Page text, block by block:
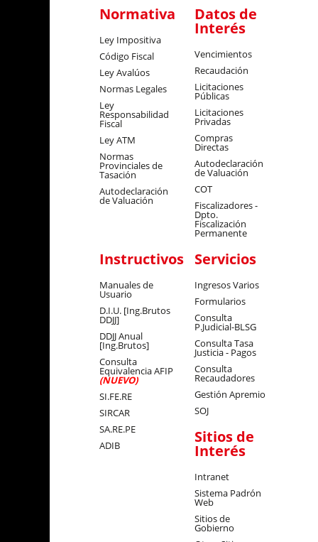
Normativa
Ley Impositiva
Código Fiscal
Ley Avalúos
Normas Legales
Ley
Responsabilidad
Fiscal
Ley ATM
Normas
Provinciales de
Tasación
Autodeclaración
de Valuación
Datos de
Interés
Vencimientos
Recaudación
Licitaciones
Públicas
Licitaciones
Privadas
Compras
Directas
Autodeclaración
de Valuación
COT
Fiscalizadores -
Dpto.
Fiscalización
Permanente
Instructivos
Manuales de
Usuario
D.I.U. [Ing.Brutos
DDJJ]
DDJJ Anual
[Ing.Brutos]
Consulta
Equivalencia AFIP
(NUEVO)
SI.FE.RE
SIRCAR
SA.RE.PE
ADIB
Servicios
Ingresos Varios
Formularios
Consulta
P.Judicial-BLSG
Consulta Tasa
Justicia - Pagos
Consulta
Recaudadores
Gestión Apremio
SOJ
Sitios de
Interés
Intranet
Sistema Padrón
Web
Sitios de
Gobierno